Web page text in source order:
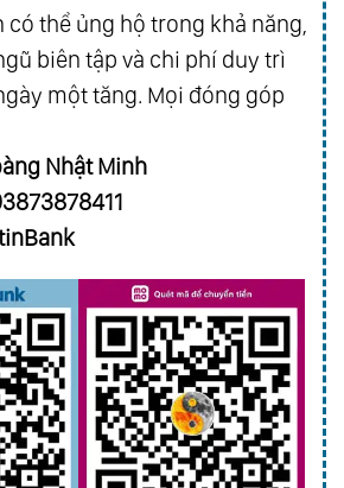
có thể ủng hộ trong khả năng,
biên tập và chi phí duy trì
một tăng. Mọi đóng góp
Nhật Minh